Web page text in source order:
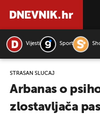
Vijesti Sport
STRAŠAN SLUČAJ
Arbanas o
zlostavljača
PRETRAŽITE VIJESTI